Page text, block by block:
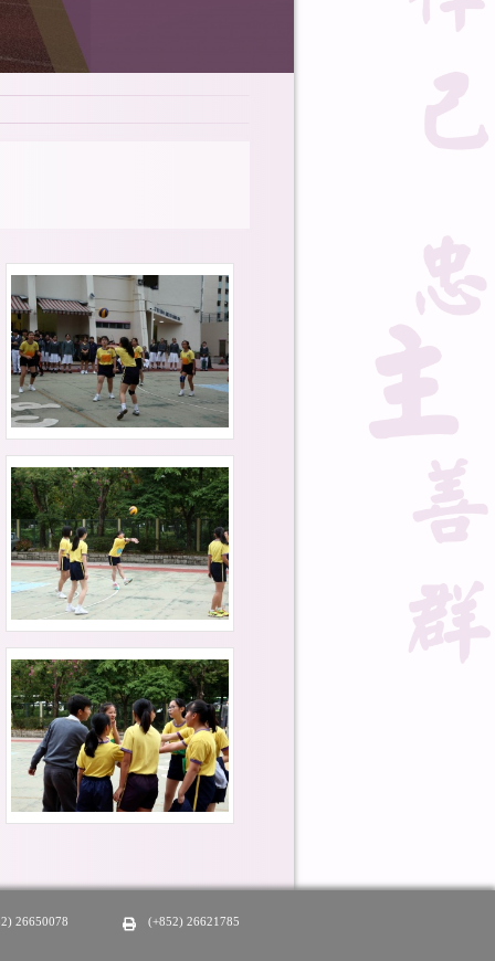
26650078 (+852) 26621785